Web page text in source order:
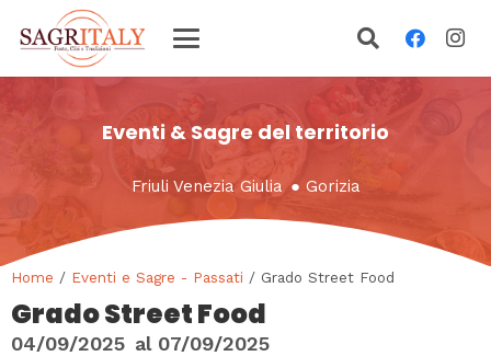
Eventi & Sagre del territorio
Friuli Venezia Giulia ● Gorizia
Home / Eventi e Sagre - Passati / Grado Street Food
Grado Street Food
04/09/2025 al 07/09/2025